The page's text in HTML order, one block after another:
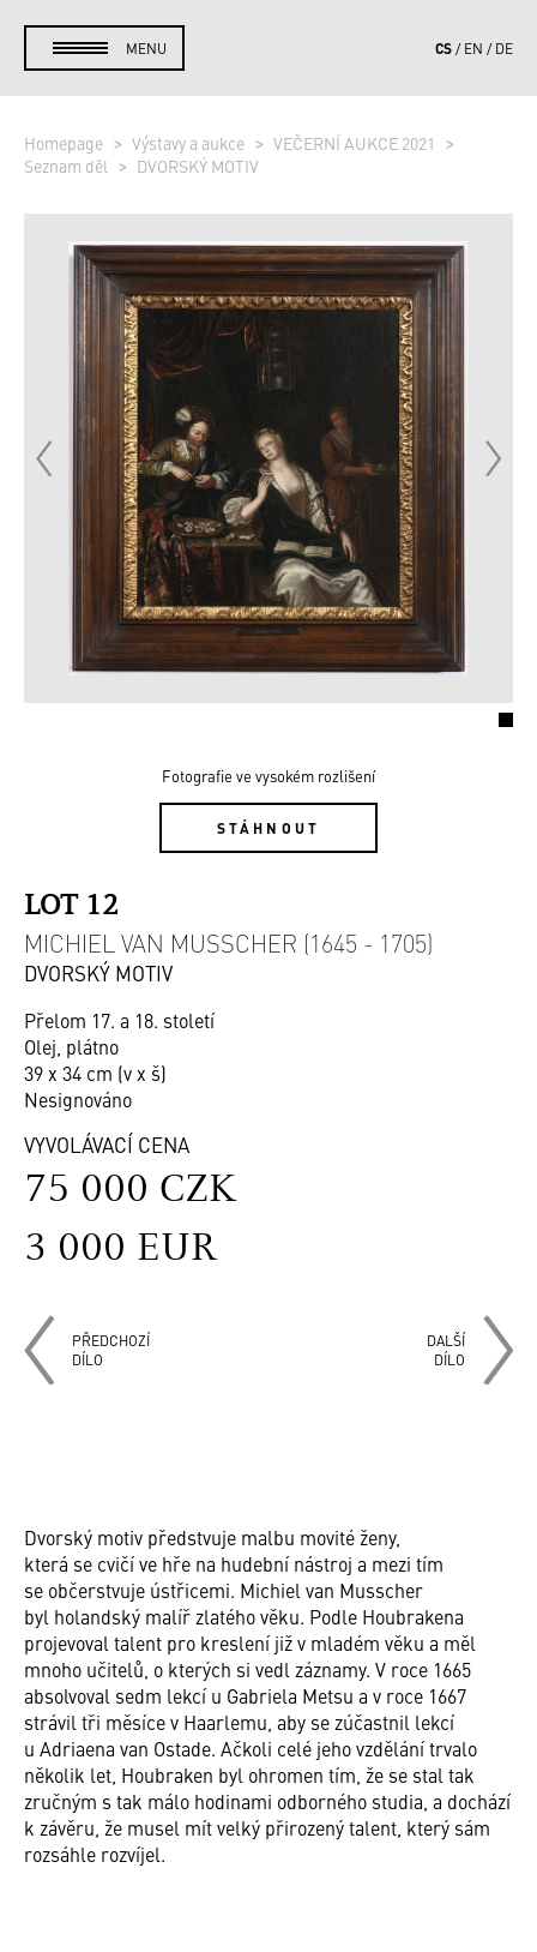
MENU CS EN DE
Homepage Výstavy a aukce
VEČERNÍ AUKCE 2021
Seznam děl
DVORSKÝ MOTIV
Fotografie ve vysokém rozlišení
STÁHNOUT
LOT 12
MICHIEL VAN MUSSCHER (1645 - 1705)
DVORSKÝ MOTIV
Přelom 17. a 18. století
Olej, plátno
39 x 34 cm (v x š)
Nesignováno
VYVOLÁVACÍ CENA
75 000 CZK
3 000 EUR
PŘEDCHOZÍ
DÍLO
DALŠÍ
DÍLO
Dvorský motiv předstvuje malbu movité ženy,
která se cvičí ve hře na hudební nástroj a mezi tím
se občerstvuje ústřicemi. Michiel van Musscher
byl holandský malíř zlatého věku. Podle Houbrakena
projevoval talent pro kreslení již v mladém věku a měl
mnoho učitelů, o kterých si vedl záznamy. V roce 1665
absolvoval sedm lekcí u Gabriela Metsu a v roce 1667
strávil tři měsíce v Haarlemu, aby se zúčastnil lekcí
u Adriaena van Ostade. Ačkoli celé jeho vzdělání trvalo
několik let, Houbraken byl ohromen tím, že se stal tak
zručným s tak málo hodinami odborného studia, a dochází
k závěru, že musel mít velký přirozený talent, který sám
rozsáhle rozvíjel.